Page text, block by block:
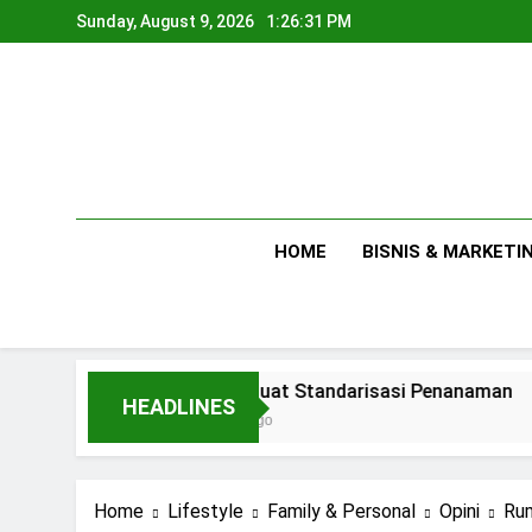
to
Sunday, August 9, 2026 1:26:32 PM
HOME BISNIS &
HEADLINES
Membuat Standarisasi Penanaman
Home Lifestyle Family & Personal Opini